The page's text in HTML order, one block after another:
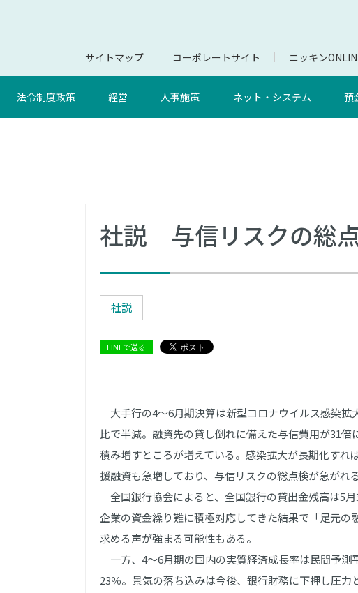
サイトマップ コーポレートサイト ニッキン
法令制度政策 経営 人事施策 ネット・システム 預
社説 与信リスクの総
社説
LINEで送る
大手行の4～6月期決算は新型コロナウイルス感染拡
比で半減。融資先の貸し倒れに備えた与信費用が31
積み増すところが増えている。感染拡大が長期化す
援融資も急増しており、与信リスクの総点検が急がれる
全国銀行協会によると、全国銀行の貸出金残高は5
企業の資金繰り難に積極対応してきた結果で「足元
求める声が強まる可能性もある。
一方、4～6月期の国内の実質経済成長率は民間予測
23％。景気の落ち込みは今後、銀行財務に下押し圧